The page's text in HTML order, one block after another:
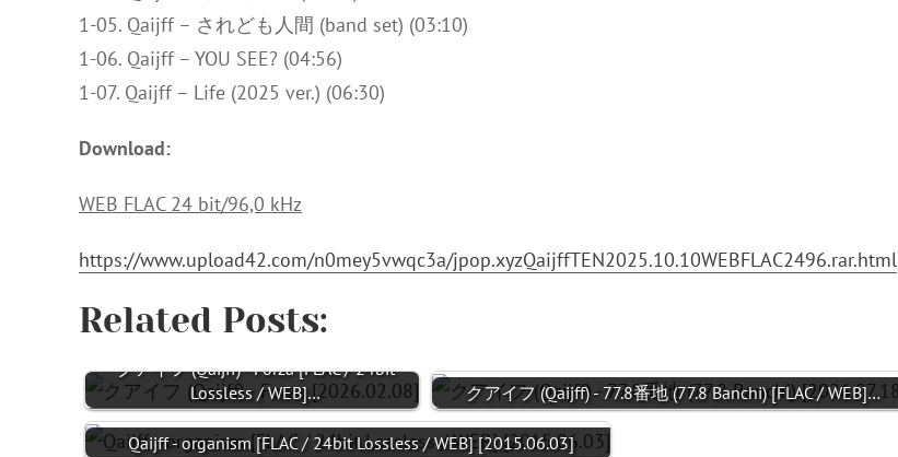
1-05. Qaijff – されども人間 (band set) (03:10)
1-06. Qaijff – YOU SEE? (04:56)
1-07. Qaijff – Life (2025 ver.) (06:30)
Download:
WEB FLAC 24 bit/96,0 kHz
https://www.upload42.com/n0mey5vwqc3a/jpop.xyzQaijffTEN2025.10.10WEBFLAC2496.rar.html
Related Posts:
クアイフ (Qaijff) - Forza [FLAC / 24bit
Lossless / WEB]…
クアイフ (Qaijff) - 77.8番地 (77.8 Banchi) [FLAC / WEB]…
Qaijff - organism [FLAC / 24bit Lossless / WEB] [2015.06.03]